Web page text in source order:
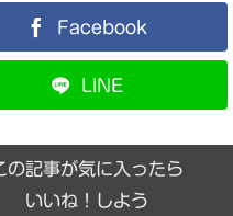
Facebook
LINE
の記事が気に入ったら
いいね！しよう